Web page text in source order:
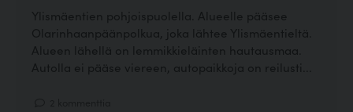
Ylismäentien pohjoispuolella. Alueelle pääsee
Olarinhaanpäänpolkua, joka lähtee Ylismäentieltä.
Alueen lähellä on lemmikkieläinten hautausmaa.
Autolla ei pääse viereen, autopaikkoja on reilusti...